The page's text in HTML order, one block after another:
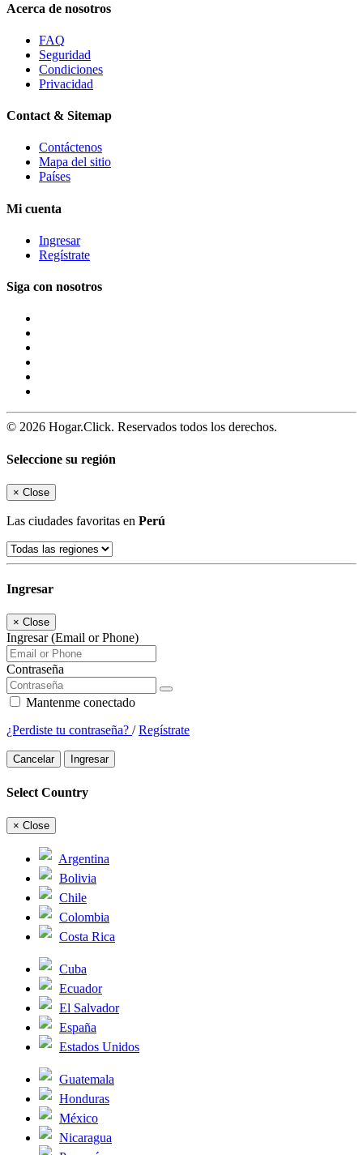
Acerca de nosotros
FAQ
Seguridad
Condiciones
Privacidad
Contact & Sitemap
Contáctenos
Mapa del sitio
Países
Mi cuenta
Ingresar
Regístrate
Siga con nosotros
© 2026 Hogar.Click. Reservados todos los derechos.
Seleccione su región
× Close
Las ciudades favoritas en Perú
Ingresar
× Close
Ingresar (Email or Phone)
Contraseña
Mantenme conectado
¿Perdiste tu contraseña? /Regístrate
Cancelar Ingresar
Select Country
× Close
Argentina
Bolivia
Chile
Colombia
Costa Rica
Cuba
Ecuador
El Salvador
España
Estados Unidos
Guatemala
Honduras
México
Nicaragua